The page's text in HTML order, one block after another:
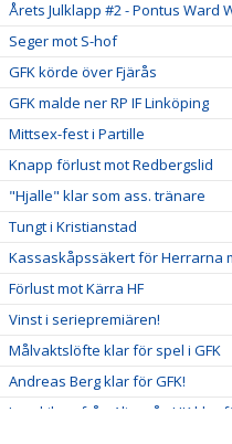
Årets Julklapp #2 - Pontus Ward
Seger mot S-hof
GFK körde över Fjärås
GFK malde ner RP IF Linköping
Mittsex-fest i Partille
Knapp förlust mot Redbergslid
"Hjalle" klar som ass. tränare
Tungt i Kristianstad
Kassaskåpssäkert för Herrarna
Förlust mot Kärra HF
Vinst i seriepremiären!
Målvaktslöfte klar för spel i GFK
Andreas Berg klar för GFK!
Lysekilare från Alingsås HK klar